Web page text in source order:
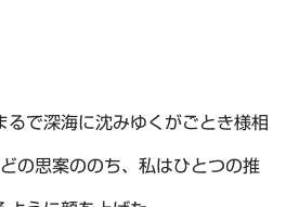
るで深海に沈みゆくがごとき様相
の思案ののち、私はひとつの推